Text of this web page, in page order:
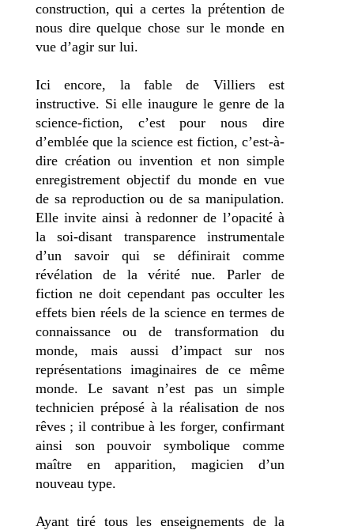
construction, qui a certes la prétention de
nous dire quelque chose sur le monde en
vue d’agir sur lui.
Ici encore, la fable de Villiers est
instructive. Si elle inaugure le genre de la
science-fiction, c’est pour nous dire
d’emblée que la science est fiction, c’est-à-
dire création ou invention et non simple
enregistrement objectif du monde en vue
de sa reproduction ou de sa manipulation.
Elle invite ainsi à redonner de l’opacité à
la soi-disant transparence instrumentale
d’un savoir qui se définirait comme
révélation de la vérité nue. Parler de
fiction ne doit cependant pas occulter les
effets bien réels de la science en termes de
connaissance ou de transformation du
monde, mais aussi d’impact sur nos
représentations imaginaires de ce même
monde. Le savant n’est pas un simple
technicien préposé à la réalisation de nos
rêves ; il contribue à les forger, confirmant
ainsi son pouvoir symbolique comme
maître en apparition, magicien d’un
nouveau type.
Ayant tiré tous les enseignements de la